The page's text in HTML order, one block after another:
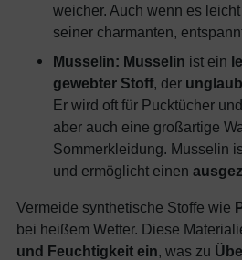
weicher. Auch wenn es
seiner charmanten,
Musselin: Musselin ist ein
gewebter Stoff, der
Er wird oft für Pucktücher
aber auch eine großartige
Sommerkleidung. Musselin
und ermöglicht einen
Vermeide synthetische Stoffe wie
bei heißem Wetter. Diese
und Feuchtigkeit ein, was zu